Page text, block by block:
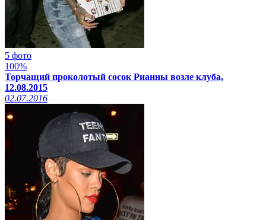
5 фото
100%
Торчащий проколотый сосок Рианны возле клуба,
12.08.2015
02.07.2016